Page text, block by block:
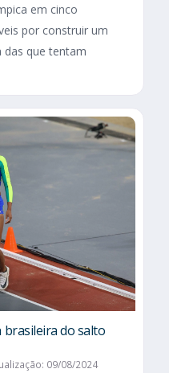
em cinco
por construir um
das que tentam
brasileira do salto
09/08/2024